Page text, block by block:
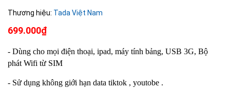
Thương hiệu: Tada Việt Nam
699.000₫
- Dùng cho mọi điện thoại, ipad, máy tính bảng, USB 3G, Bộ
phát Wifi từ SIM
- Sử dụng không giới hạn data tiktok , youtobe .